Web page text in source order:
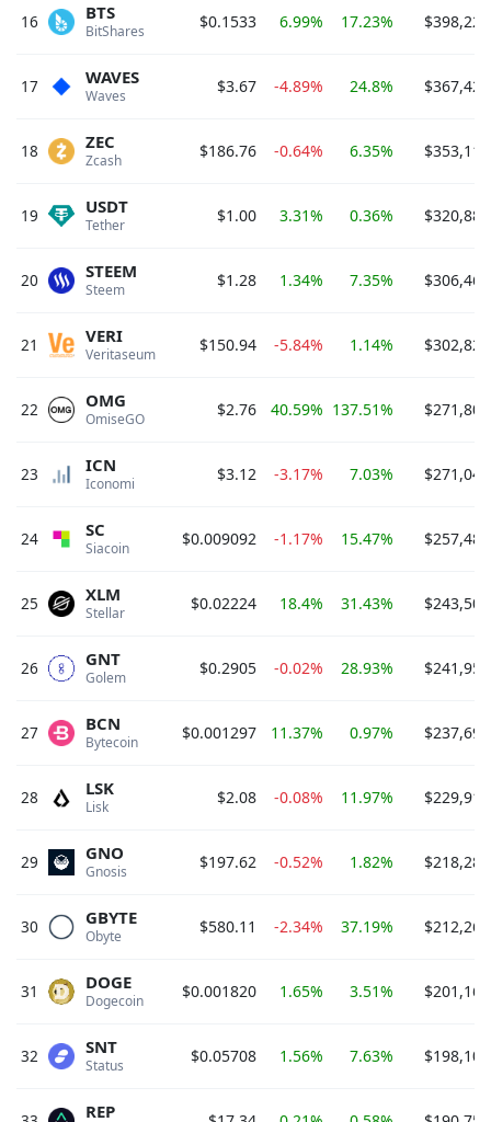
16 BitShares
BTS $0.1533 6.99% 17.23%
17 Waves
WAVES $3.67 -4.89% 24.8%
18 Zcash
ZEC $186.76 -0.64% 6.35%
19 Tether
USDT $1.00 3.31% 0.36%
20 Steem
STEEM $1.28 1.34% 7.35%
21 Veritaseum
VERI $150.94 -5.84% 1.14%
22 OmiseGO
OMG $2.76 40.59% 137.51%
23 Iconomi
ICN $3.12 -3.17% 7.03%
24 Siacoin
SC $0.009092 -1.17% 15.47%
25 Stellar
XLM $0.02224 18.4% 31.43%
26 Golem
GNT $0.2905 -0.02% 28.93%
27 Bytecoin
BCN $0.001297 11.37% 0.97%
28 Lisk
LSK $2.08 -0.08% 11.97%
29 Gnosis
GNO $197.62 -0.52% 1.82%
30 Obyte
GBYTE $580.11 -2.34% 37.19%
31 Dogecoin
DOGE $0.001820 1.65% 3.51%
32 Status
SNT $0.05708 1.56% 7.63%
REP